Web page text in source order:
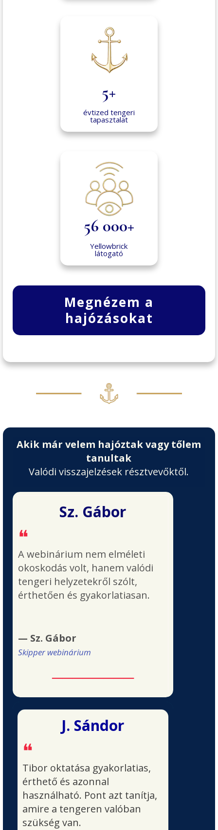
5+
évtized tengeri
tapasztalat
56 000+
Yellowbrick
látogató
Megnézem a
hajózásokat
Akik már velem hajóztak vagy tőlem
tanultak
Valódi visszajelzések résztvevőktől.
Sz. Gábor
❝
A webinárium nem elméleti
okoskodás volt, hanem valódi
tengeri helyzetekről szólt,
érthetően és gyakorlatiasan.
— Sz. Gábor
Skipper webinárium
────────
J. Sándor
❝
Tibor oktatása gyakorlatias,
érthető és azonnal
használható. Pont azt tanítja,
amire a tengeren valóban
szükség van.